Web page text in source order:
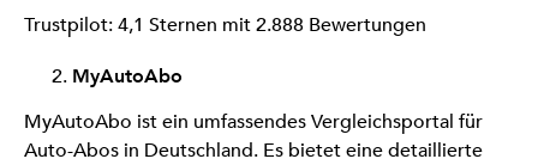
Trustpilot: 4,1 Sternen mit 2.888 Bewertungen
MyAutoAbo
MyAutoAbo ist ein umfassendes Vergleichsportal für
Auto-Abos in Deutschland. Es bietet eine detaillierte